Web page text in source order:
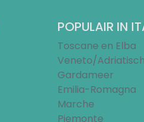
POPULAIR IN
Toscane en Elba
Veneto/
Gardameer
Emilia-Romagna
Marche
Piemonte